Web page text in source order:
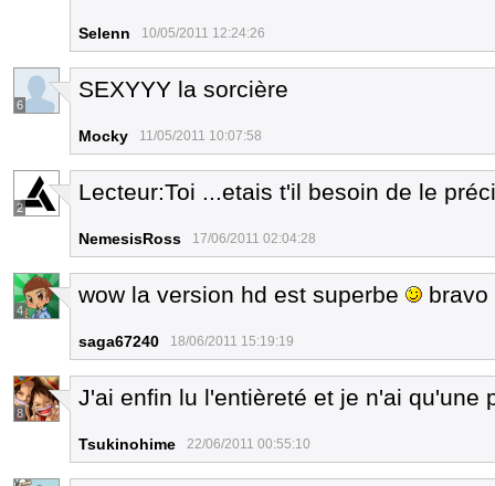
Selenn 10/05/2011 12:24:26
6
SEXYYY la sorcière
Mocky 11/05/2011 10:07:58
2
Lecteur:Toi ...etais t'il besoin de le
NemesisRoss 17/06/2011 02:04:28
4
wow la version hd est superbe bravo
saga67240 18/06/2011 15:19:19
8
J'ai enfin lu l'entièreté et je n'ai qu'une
Tsukinohime 22/06/2011 00:55:10